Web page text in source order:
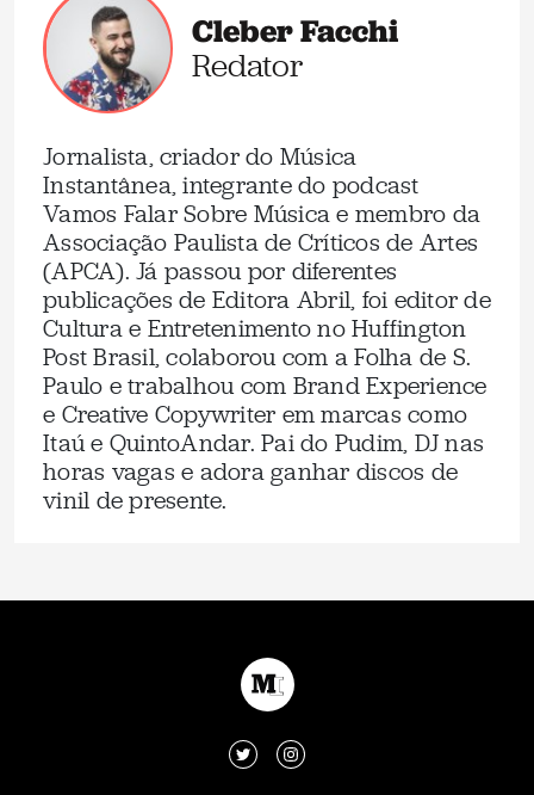
Cleber Facchi
Redator
Jornalista, criador do Música
Instantânea, integrante do podcast
Vamos Falar Sobre Música e membro da
Associação Paulista de Críticos de Artes
(APCA). Já passou por diferentes
publicações de Editora Abril, foi editor de
Cultura e Entretenimento no Huffington
Post Brasil, colaborou com a Folha de S.
Paulo e trabalhou com Brand Experience
e Creative Copywriter em marcas como
Itaú e QuintoAndar. Pai do Pudim, DJ nas
horas vagas e adora ganhar discos de
vinil de presente.